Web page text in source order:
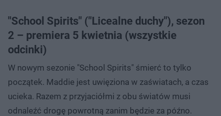
"School Spirits" ("Licealne duchy"), sezon
2 – premiera 5 kwietnia (wszystkie
odcinki)
W nowym sezonie "School Spirits" śmierć to tylko
początek. Maddie jest uwięziona w zaświatach, a czas
ucieka. Razem z przyjaciółmi z obu światów musi
odnaleźć drogę powrotną zanim będzie za późno.